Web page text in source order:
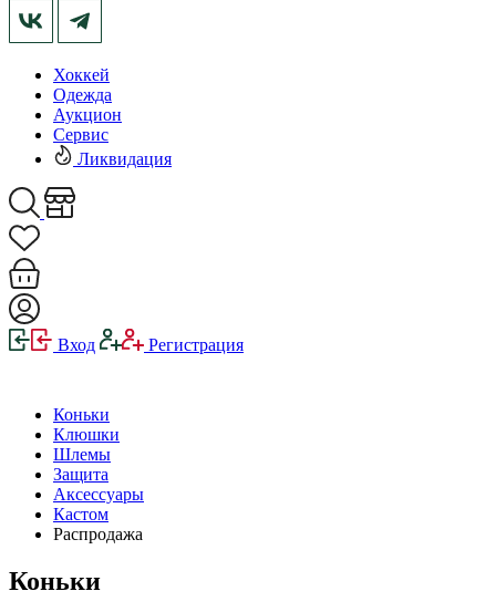
Хоккей
Одежда
Аукцион
Сервис
Ликвидация
Вход Регистрация
Коньки
Клюшки
Шлемы
Защита
Аксессуары
Кастом
Распродажа
Коньки